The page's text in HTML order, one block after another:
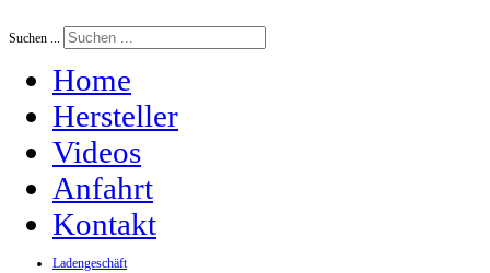
Suchen ...
Home
Hersteller
Videos
Anfahrt
Kontakt
Ladengeschäft